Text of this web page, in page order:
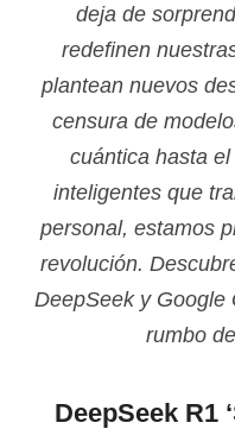
deja de
redefinen
plantean nuevos
censura de
cuántica hasta
inteligentes que
personal, estamos
revolución.
DeepSeek y Google
rumbo
DeepSeek R1